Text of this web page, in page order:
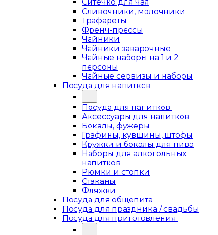
Ситечко для чая
Сливочники, молочники
Трафареты
Френч-прессы
Чайники
Чайники заварочные
Чайные наборы на 1 и 2
персоны
Чайные сервизы и наборы
Посуда для напитков
Посуда для напитков
Аксессуары для напитков
Бокалы, фужеры
Графины, кувшины, штофы
Кружки и бокалы для пива
Наборы для алкогольных
напитков
Рюмки и стопки
Стаканы
Фляжки
Посуда для общепита
Посуда для праздника / свадьбы
Посуда для приготовления